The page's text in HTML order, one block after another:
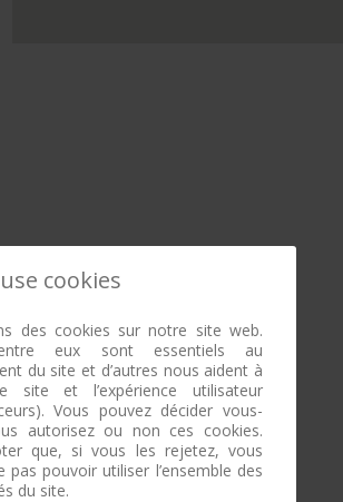
cookies
des cookies sur notre site web.
eux sont essentiels au
du site et d’autres nous aident à
site et l’expérience utilisateur
Vous pouvez décider vous-
autorisez ou non ces cookies.
que, si vous les rejetez, vous
pas pouvoir utiliser l’ensemble des
du site.